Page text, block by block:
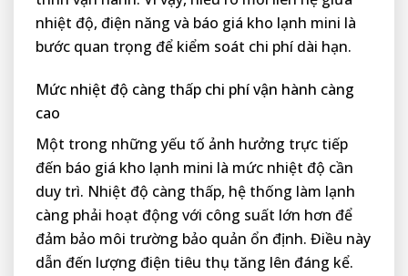
nhiệt độ, điện năng và báo giá kho lạnh mini là
bước quan trọng để kiểm soát chi phí dài hạn.
Mức nhiệt độ càng thấp chi phí vận hành càng
cao
Một trong những yếu tố ảnh hưởng trực tiếp
đến báo giá kho lạnh mini là mức nhiệt độ cần
duy trì. Nhiệt độ càng thấp, hệ thống làm lạnh
càng phải hoạt động với công suất lớn hơn để
đảm bảo môi trường bảo quản ổn định. Điều này
dẫn đến lượng điện tiêu thụ tăng lên đáng kể.